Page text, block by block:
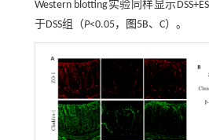
Western blotting实验同样显示
于DSS组（P<0.05， 图5B、C）。